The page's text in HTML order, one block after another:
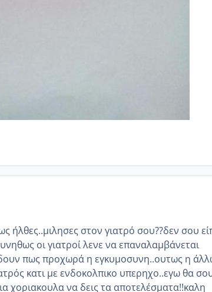
ήλθες..μιλησες στον γιατρό σου??δεν σου
οι γιατροί λενε να επαναλαμβάνεται
πως προχωρά η εγκυμοσυνη..ουτως η
κατι με ενδοκολπικο υπερηχο..εγω θα
χοριακουλα να δεις τα αποτελέσματα!!καλη